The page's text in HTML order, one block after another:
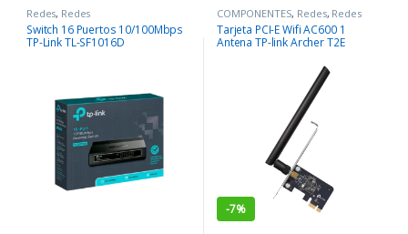
Redes, Redes
Switch 16 Puertos 10/100Mbps
TP-Link TL-SF1016D
COMPONENTES, Redes, Redes
Tarjeta PCI-E Wifi AC600 1
Antena TP-link Archer T2E
-7%